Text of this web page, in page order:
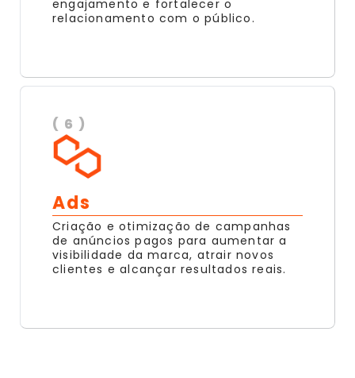
engajamento e fortalecer o
relacionamento com o público.
( 6 )
Ads
Criação e otimização de campanhas
de anúncios pagos para aumentar a
visibilidade da marca, atrair novos
clientes e alcançar resultados reais.